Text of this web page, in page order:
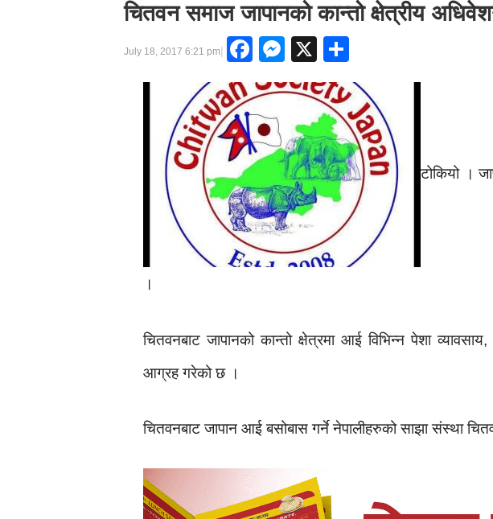
चितवन समाज जापानको कान्तो क्षेत्रीय
July 18, 2017 6:21 pm| Facebook
Messenger
X
टोकियो ।
।
चितवनबाट जापानको कान्तो क्षेत्रमा आई विभिन्न पेशा
आग्रह गरेको छ ।
चितवनबाट जापान आई बसोबास गर्ने नेपालीहरुको साझा संस्था